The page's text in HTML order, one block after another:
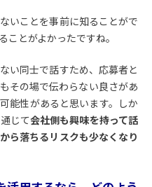
いことを事前に知ることがで
ことがよかったですね。
い同士で話すため、応募者と
その場で伝わらない良さがあ
能性があると思います。しか
じて会社側も興味を持って話
ら落ちるリスクも少なくなり